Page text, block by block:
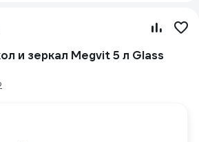
и зеркал Megvit 5 л Glass